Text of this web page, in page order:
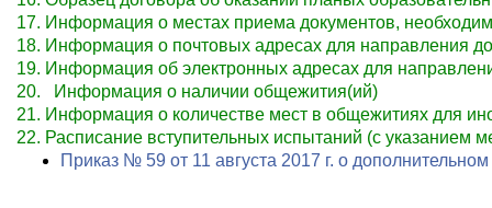
17. Информация о местах приема документов,
18. Информация о почтовых адресах для направления
19. Информация об электронных адресах для
20. Информация о наличии общежития(ий)
21. Информация о количестве мест в общежитиях для
22. Расписание вступительных испытаний (с указанием
Приказ № 59 от 11 августа 2017 г. о